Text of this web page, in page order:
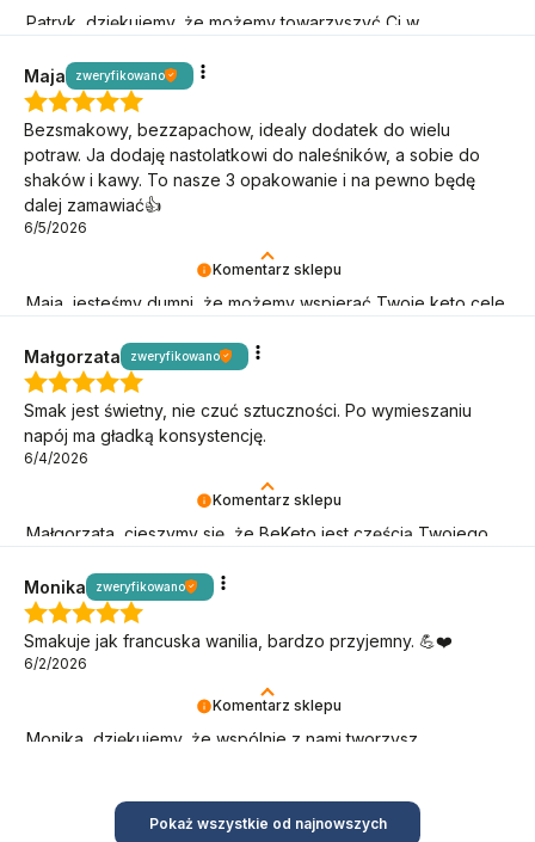
Patryk, dziękujemy, że możemy towarzyszyć Ci w
Komentarz sklepu
Maja, jesteśmy dumni, że możemy wspierać Twoje keto cele
Maja zweryfikowano
Bezsmakowy, bezzapachow, idealy dodatek do wielu
potraw. Ja dodaję nastolatkowi do naleśników, a sobie do
shaków i kawy. To nasze 3 opakowanie i na pewno będę
dalej zamawiać👍️
6/5/2026
Komentarz sklepu
Małgorzata, cieszymy się, że BeKeto jest częścią Twojego
Małgorzata zweryfikowano
Smak jest świetny, nie czuć sztuczności. Po wymieszaniu
napój ma gładką konsystencję.
6/4/2026
Komentarz sklepu
Monika, dziękujemy, że wspólnie z nami tworzysz
Monika zweryfikowano
Smakuje jak francuska wanilia, bardzo przyjemny. 💪❤️
6/2/2026
Pokaż wszystkie od najnowszych